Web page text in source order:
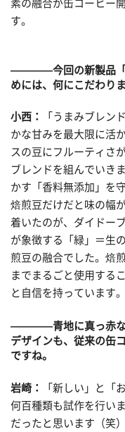
素の融合が缶コーヒー
す。
————今回の新製品「
めには、何にこだわり
小西：
「うまみブレン
かな甘みを最大限に活
スの豆にフルーティさ
ブレンドを組んでいき
かす「香料無添加」を
焙煎豆だけだと味の幅
着いたのが、ダイドー
が象徴する「緑」＝生
煎豆の融合でした。焙
までまるごと使用する
と自信を持っています。
————青地に真っ赤な
デザインも、従来の缶
ですね。
岩崎：
「新しい」と「
何百種類も試作を行い
だったと思います（笑